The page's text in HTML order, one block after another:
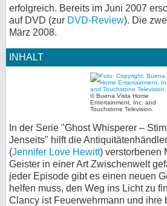
erfolgreich. Bereits im Juni 2007
auf DVD (zur DVD-Review). Die
März 2008.
INHALT
© Buena Vista Home
Entertainment, Inc. and
Touchstone Television.
In der Serie "Ghost Whisperer –
Jenseits" hilft die
(Jennifer Love Hewitt) verstorbenen
Geister in einer Art Zwischenwelt
jeder Episode gibt es einen neuen
helfen muss, den Weg ins Licht zu
Clancy ist Feuerwehrmann und ihre
bei X
bei
Kontakt
Cookie-